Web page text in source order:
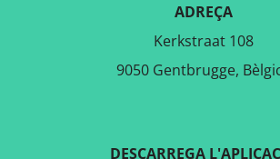
ADREÇA
Kerkstraat 108
9050 Gentbrugge,
DESCARREGA